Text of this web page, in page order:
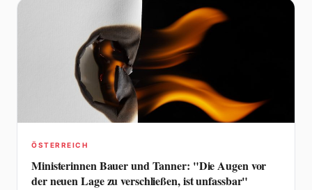
ÖSTERREICH
Ministerinnen Bauer und Tanner: "Die Augen vor
der neuen Lage zu verschließen, ist unfassbar"